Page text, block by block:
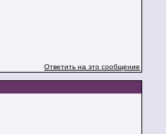
Ответить на это сообщение